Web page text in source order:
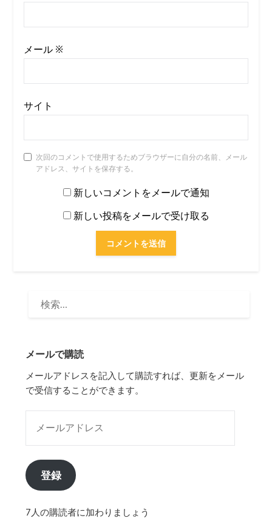
メール ※
サイト
次回のコメントで使用するためブラウザーに自分の名前、メール
アドレス、サイトを保存する。
新しいコメントをメールで通知
新しい投稿をメールで受け取る
メールで購読
メールアドレスを記入して購読すれば、更新をメール
で受信することができます。
登録
7人の購読者に加わりましょう